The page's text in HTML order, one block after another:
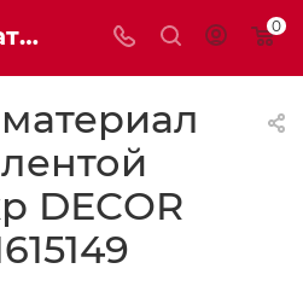
Укрывной материал с рисовой лентой 2х20м, 8мкр DЕCOR 889-1200; 11615149 Мaxim-stroy 0
DЕCOR